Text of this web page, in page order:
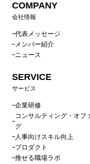
COMPANY
会社情報
代表メッセージ
メンバー紹介
ニュース
SERVICE
サービス
企業研修
コンサルティング・オフ
グ
人事向けスキル向上
プロダクト
推せる職場ラボ